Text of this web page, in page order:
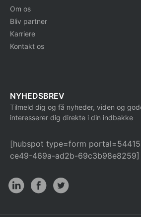
Om os
Bliv partner
Karriere
Kontakt os
NYHEDSBREV
Tilmeld dig og få nyheder, viden og
interesserer dig direkte i din indbakke
[hubspot type=form
ce49-469a-ad2b-69c3b98e8259]